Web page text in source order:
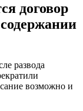
договор
развода
возможно и